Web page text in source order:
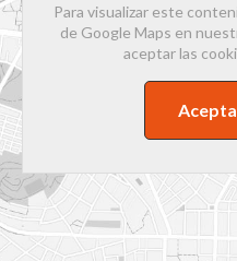
Para visualizar este
de Google Maps en
aceptar las